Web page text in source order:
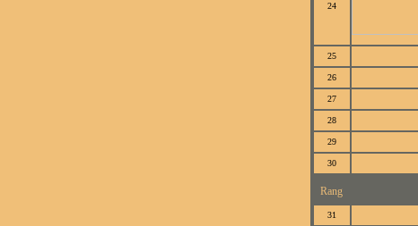
24
25
26
27
28
29
30
Rang
31